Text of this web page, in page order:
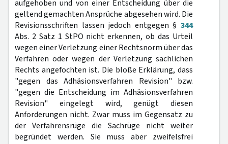
aufgehoben und von einer Entscheidung über die
geltend gemachten Ansprüche abgesehen wird. Die
Revisionsschriften lassen jedoch entgegen § 344
Abs. 2 Satz 1 StPO nicht erkennen, ob das Urteil
wegen einer Verletzung einer Rechtsnorm über das
Verfahren oder wegen der Verletzung sachlichen
Rechts angefochten ist. Die bloße Erklärung, dass
"gegen das Adhäsionsverfahren Revision" bzw.
"gegen die Entscheidung im Adhäsionsverfahren
Revision" eingelegt wird, genügt diesen
Anforderungen nicht. Zwar muss im Gegensatz zu
der Verfahrensrüge die Sachrüge nicht weiter
begründet werden. Sie muss aber zweifelsfrei